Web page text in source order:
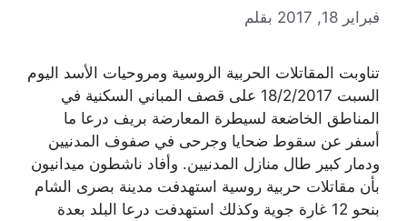
فبراير 18, 2017 بقلم
تناوبت المقاتلات الحربية الروسية ومروحيات الأسد اليوم
السبت 18/2/2017 على قصف المباني السكنية في
المناطق الخاضعة لسيطرة المعارضة بريف درعا ما
أسفر عن سقوط ضحايا وجرحى في صفوف المدنيين
ودمار كبير طال منازل المدنيين. وأفاد ناشطون ميدانيون
بأن مقاتلات حربية روسية استهدفت مدينة بصرى الشام
بنحو 12 غارة جوية وكذلك استهدفت درعا البلد بعدة